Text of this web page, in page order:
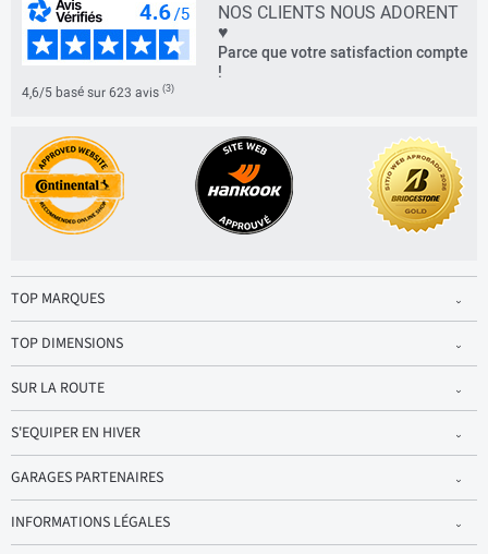
NOS CLIENTS NOUS ADORENT
♥
Parce que votre satisfaction compte
!
4,6/5 basé sur 623 avis (3)
TOP MARQUES
TOP DIMENSIONS
SUR LA ROUTE
S'EQUIPER EN HIVER
GARAGES PARTENAIRES
INFORMATIONS LÉGALES